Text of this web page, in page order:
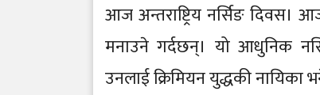
आज अन्तराष्ट्रिय नर्सिङ दिवस।
मनाउने गर्दछन्। यो आधुनिक
उनलाई क्रिमियन युद्धकी नायिका